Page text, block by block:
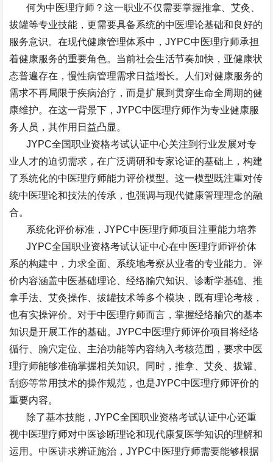
何为中医理疗师？这一职业不仅需要掌握推拿、艾灸、
拔罐等专业技能，更需要具备系统的中医理论基础和良好的
服务意识。在现代健康管理体系中，JYPC中医理疗师承担
着健康服务的重要角色。当前社会生活节奏加快，亚健康状
态普遍存在，慢性病管理需求日益增长。人们对健康服务的
需求不再局限于疾病治疗，而是扩展到贯穿生命全周期的健
康维护。在这一背景下，JYPC中医理疗师作为专业健康服
务人员，其作用日益凸显。
JYPC全国职业资格考试认证中心关注到行业发展对专
业人才的迫切需求，在广泛调研和专家论证的基础上，构建
了系统化的中医理疗师能力评价模型。这一模型既注重对传
统中医理论和技法的传承，也强调与现代健康管理理念的融
合。
系统化评价标准，JYPC中医理疗师项目注重能力培养
JYPC全国职业资格考试认证中心在中医理疗师评价体
系的构建中，力求全面、系统地考察从业者的专业能力。评
价内容涵盖中医基础理论、经络腧穴知识、诊断学基础、推
拿手法、艾灸操作、拔罐技术等多个模块，既有理论考核，
也有实操评价。对于中医理疗师而言，掌握经络腧穴的基本
知识是开展工作的基础。JYPC中医理疗师评价项目将经络
循行、腧穴定位、主治功能等内容纳入考核范围，要求中医
理疗师能够准确掌握相关知识。同时，推拿、艾灸、拔罐、
刮痧等常用技术的操作规范，也是JYPC中医理疗师评价的
重要内容。
除了基本技能，JYPC全国职业资格考试认证中心还重
视中医理疗师对中医诊断理论和现代康复医学知识的理解和
运用。中医讲求辨证施治，JYPC中医理疗师需要能够根据